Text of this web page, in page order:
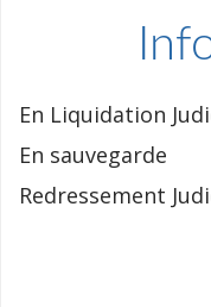
En Liquidation
En sauvegarde
Redressement